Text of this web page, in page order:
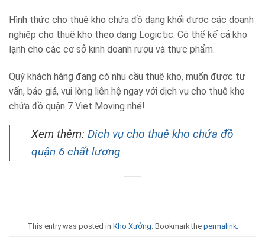
Hình thức cho thuê kho chứa đồ dạng khối được các doanh
nghiệp cho thuê kho theo dạng Logictic. Có thể kể cả kho
lạnh cho các cơ sở kinh doanh rượu và thực phẩm.
Quý khách hàng đang có nhu cầu thuê kho, muốn được tư
vấn, báo giá, vui lòng liên hệ ngay với dịch vụ cho thuê kho
chứa đồ quận 7 Viet Moving nhé!
Xem thêm: Dịch vụ cho thuê kho chứa đồ
quận 6 chất lượng
This entry was posted in Kho Xưởng . Bookmark the permalink.